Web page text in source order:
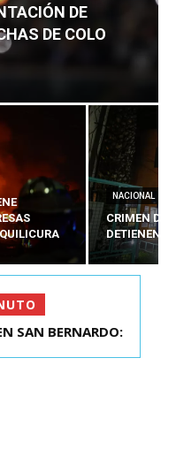
DE
DE COLO
NACIONAL
CRIMEN DE
DETIENEN
LA